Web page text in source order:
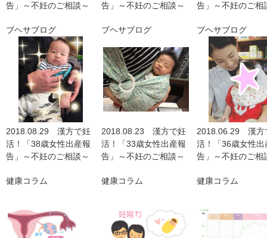
告」～不妊のご相談～
告」～不妊のご相談～
告」～不妊のご相
ブヘサブログ
2018.08.29 漢方で妊
活！「38歳女性出産報
告」～不妊のご相談～
ブヘサブログ
2018.08.23 漢方で妊
活！「33歳女性出産報
告」～不妊のご相談～
ブヘサブログ
2018.06.29 漢方
活！「36歳女性出
告」～不妊のご相
健康コラム 健康コラム 健康コラム